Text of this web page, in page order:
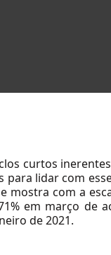
curtos
lidar com
com a
em março de
de 2021.